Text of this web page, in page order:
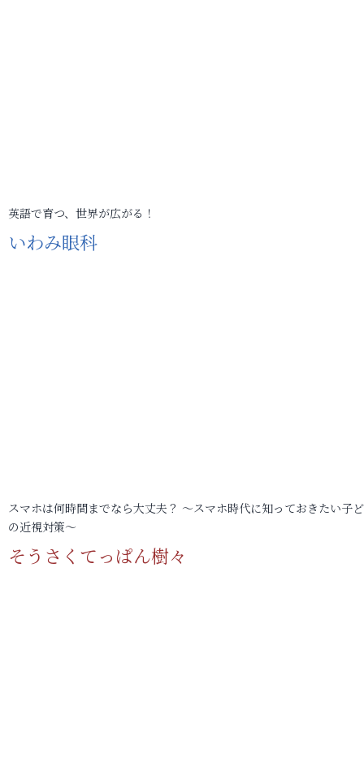
英語で育つ、世界が広がる！
いわみ眼科
スマホは何時間までなら大丈夫？ ～スマホ時代に知っておきたい子
の近視対策～
そうさくてっぱん樹々